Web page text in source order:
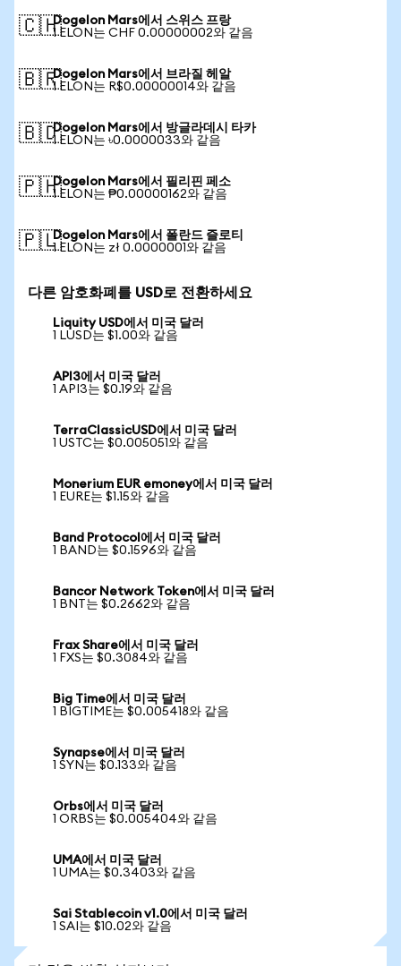
🇨🇭Dogelon Mars에서 스위스 프랑
1 ELON는 CHF 0.00000002와 같음
🇧🇷Dogelon Mars에서 브라질 헤알
1 ELON는 R$0.00000014와 같음
🇧🇩Dogelon Mars에서 방글라데시 타카
1 ELON는 ৳0.0000033와 같음
🇵🇭Dogelon Mars에서 필리핀 페소
1 ELON는 ₱0.00000162와 같음
🇵🇱Dogelon Mars에서 폴란드 즐로티
1 ELON는 zł 0.0000001와 같음
다른 암호화폐를 USD로 전환하세요
Liquity USD에서 미국 달러
1 LUSD는 $1.00와 같음
API3에서 미국 달러
1 API3는 $0.19와 같음
TerraClassicUSD에서 미국 달러
1 USTC는 $0.005051와 같음
Monerium EUR emoney에서 미국 달러
1 EURE는 $1.15와 같음
Band Protocol에서 미국 달러
1 BAND는 $0.1596와 같음
Bancor Network Token에서 미국 달러
1 BNT는 $0.2662와 같음
Frax Share에서 미국 달러
1 FXS는 $0.3084와 같음
Big Time에서 미국 달러
1 BIGTIME는 $0.005418와 같음
Synapse에서 미국 달러
1 SYN는 $0.133와 같음
Orbs에서 미국 달러
1 ORBS는 $0.005404와 같음
UMA에서 미국 달러
1 UMA는 $0.3403와 같음
Sai Stablecoin v1.0에서 미국 달러
1 SAI는 $10.02와 같음